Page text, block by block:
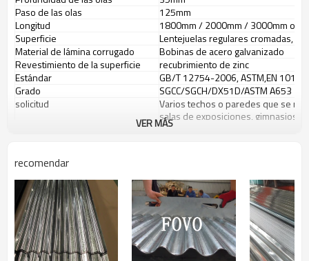
Paso de las olas
125mm
Longitud
1800mm / 2000mm / 3000mm o
Superficie
Lentejuelas regulares cromadas,
Material de lámina corrugado
Bobinas de acero galvanizado
Revestimiento de la superficie
recubrimiento de zinc
Estándar
GB/T 12754-2006, ASTM,EN
Grado
SGCC/SGCH/DX51D/ASTM A653
solicitud
Varios techos o paredes que se
salas de exposiciones, gimnasios,
VER MÁS
recomendar